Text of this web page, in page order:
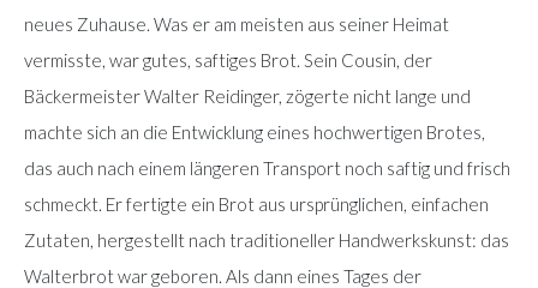
neues Zuhause. Was er am meisten aus seiner Heimat
vermisste, war gutes, saftiges Brot. Sein Cousin, der
Bäckermeister Walter Reidinger, zögerte nicht lange und
machte sich an die Entwicklung eines hochwertigen Brotes,
das auch nach einem längeren Transport noch saftig und frisch
schmeckt. Er fertigte ein Brot aus ursprünglichen, einfachen
Zutaten, hergestellt nach traditioneller Handwerkskunst: das
Walterbrot war geboren. Als dann eines Tages der